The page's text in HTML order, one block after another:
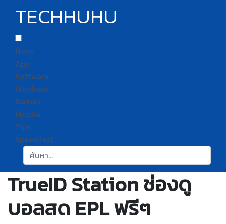
TECHHUHU
News
App
Software
Windows
Games
Mobile
Tips
SpeedTest
ค้นหา:
TrueID Station ช่องดู
บอลสด EPL ฟรีๆ